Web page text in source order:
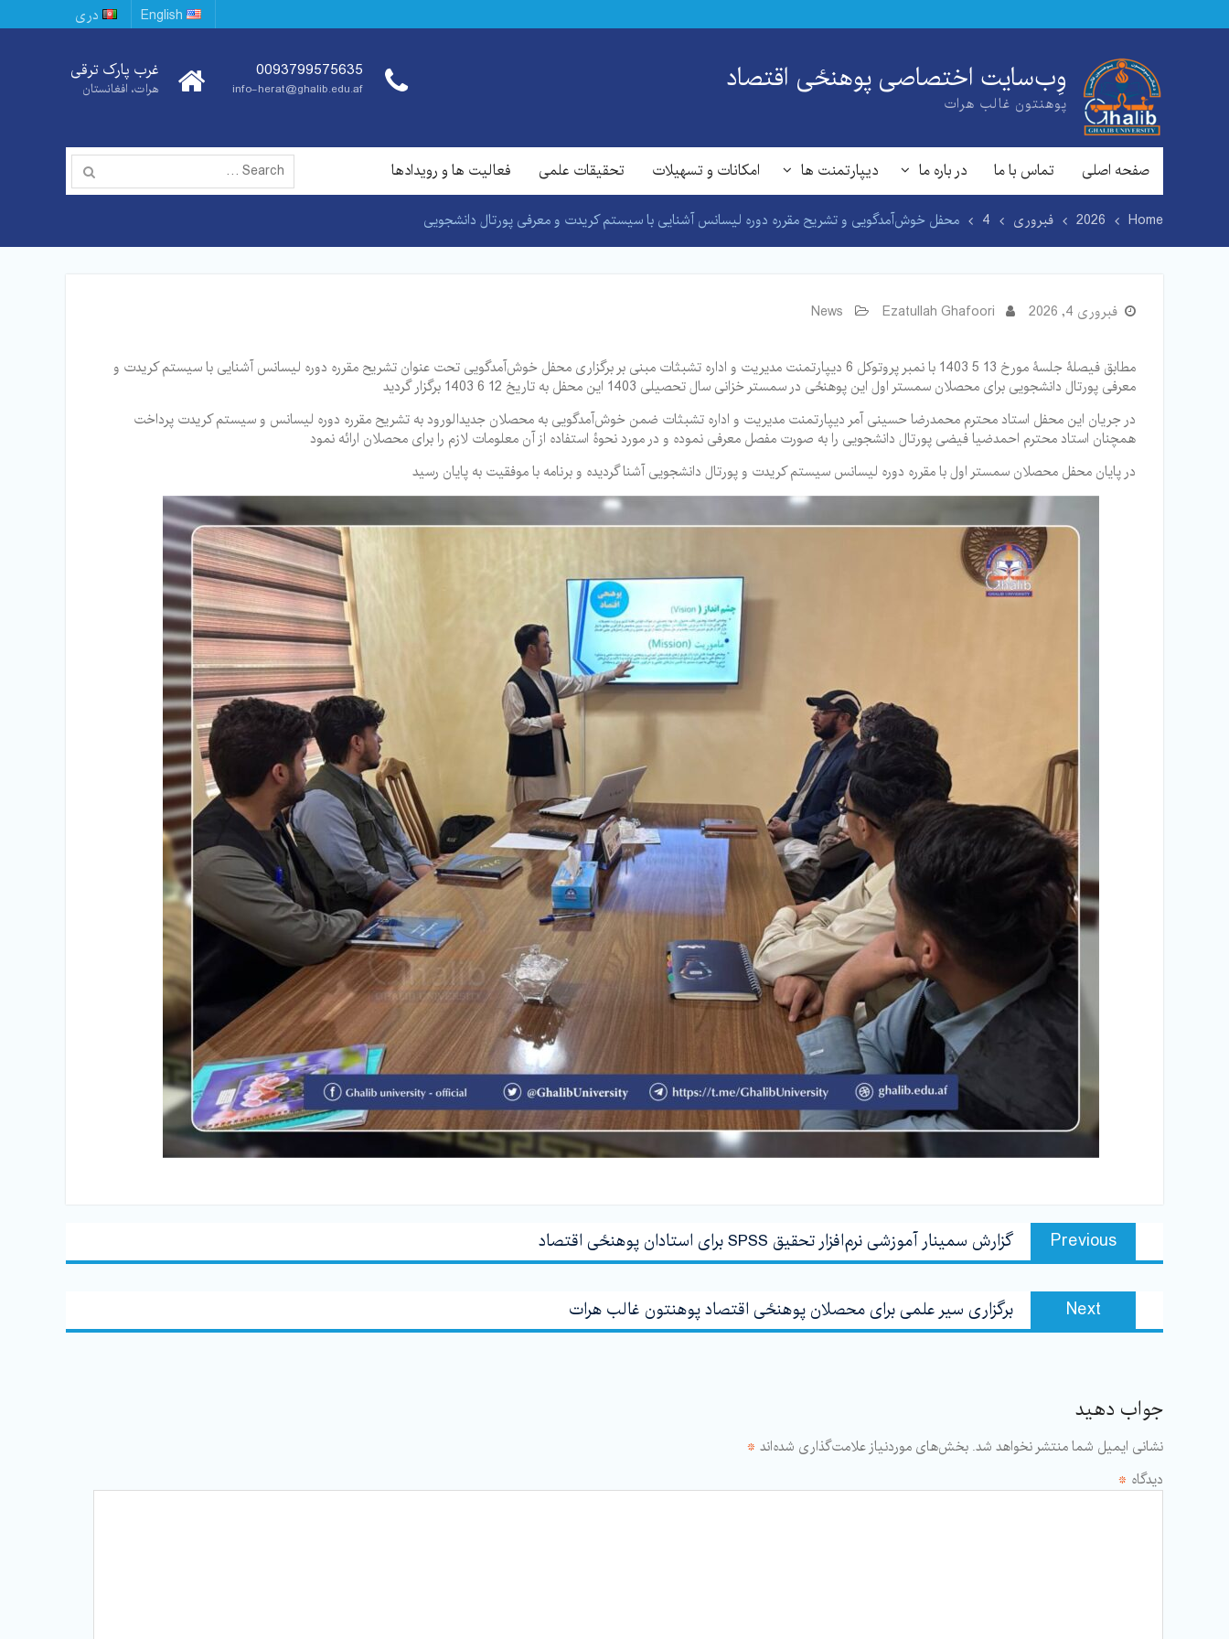
to
English دری
وِب‌سایت اختصاصی پوهنځی‌ اقتصاد
پوهنتون غالب هرات
0093799575635
info-herat@ghalib.edu.af
غرب پارک ترقی
هرات، افغانستان
صفحه اصلی تماس با ما در باره ما دیپارتمنت ها امکانات و تسهیلات تحقیقات علمی فعالیت ها و رویدادها
Search
for:
Home
2026 فبروری 4 محفل خوش‌آمدگویی و تشریح مقرره دوره لیسانس آشنایی با سیستم کریدت و معرفی پورتال دانشجویی
فبروری 4, 2026 Ezatullah Ghafoori
News
مطابق فیصلۀ جلسۀ مورخ 13 5 1403 با نمبر پروتوکل 6 دیپارتمنت مدیریت و اداره تشبثات مبنی بر برگزاری محفل خوش‌آمدگویی تحت عنوان تشریح مقرره دوره لیسانس آشنایی با سیستم کریدت و
معرفی پورتال دانشجویی برای محصلان سمستر اول این پوهنځی در سمستر خزانی سال تحصیلی 1403 این محفل به تاریخ 12 6 1403 برگزار گردید
در جریان این محفل استاد محترم محمدرضا حسینی آمر دیپارتمنت مدیریت و اداره تشبثات ضمن خوش‌آمدگویی به محصلان جدیدالورود به تشریح مقرره دوره لیسانس و سیستم کریدت پرداخت
همچنان استاد محترم احمدضیا فیضی پورتال دانشجویی را به صورت مفصل معرفی نموده و در مورد نحوۀ استفاده از آن معلومات لازم را برای محصلان ارائه نمود
در پایان محفل محصلان سمستر اول با مقرره دوره لیسانس سیستم کریدت و پورتال دانشجویی آشنا گردیده و برنامه با موفقیت به پایان رسید
پیمایش
مشارکتPrevious
Previous
post:
گزارش سمینار آموزشی نرم‌افزار تحقیق SPSS برای استادان پوهنځی اقتصاد
Next
Next
post:
برگزاری سیر علمی برای محصلان پوهنځی اقتصاد پوهنتون غالب هرات
جواب دهید
نشانی ایمیل شما منتشر نخواهد شد. بخش‌های موردنیاز علامت‌گذاری شده‌اند *
دیدگاه *